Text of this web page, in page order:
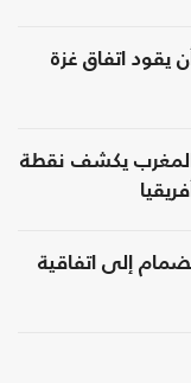
يقود اتفاق غزة
المغرب يكشف نقطة
إلى اتفاقية